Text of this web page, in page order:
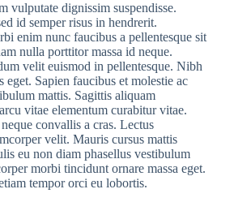
vulputate dignissim suspendisse.
id semper risus in hendrerit.
enim nunc faucibus a pellentesque sit
nulla porttitor massa id neque.
velit euismod in pellentesque. Nibh
eget. Sapien faucibus et molestie ac
mattis. Sagittis aliquam
vitae elementum curabitur vitae.
convallis a cras. Lectus
velit. Mauris cursus mattis
eu non diam phasellus vestibulum
morbi tincidunt ornare massa eget.
tempor orci eu lobortis.